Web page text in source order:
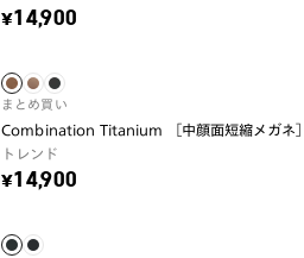
¥14,900
まとめ買い
Combination Titanium ［中顔面短縮メガネ］
トレンド
¥14,900